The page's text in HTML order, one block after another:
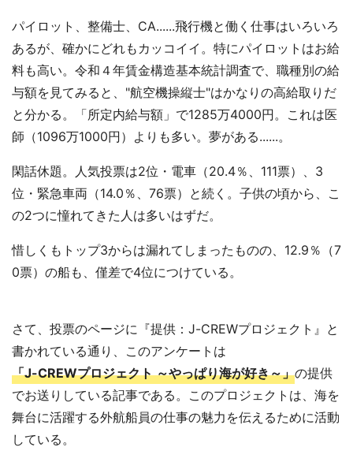
パイロット、整備士、CA......飛行機と働く仕事はいろいろ
あるが、確かにどれもカッコイイ。特にパイロットはお給
料も高い。令和４年賃金構造基本統計調査で、職種別の給
与額を見てみると、"航空機操縦士"はかなりの高給取りだ
と分かる。「所定内給与額」で1285万4000円。これは医
師（1096万1000円）よりも多い。夢がある......。
閑話休題。人気投票は2位・電車（20.4％、111票）、3
位・緊急車両（14.0％、76票）と続く。子供の頃から、こ
の2つに憧れてきた人は多いはずだ。
惜しくもトップ3からは漏れてしまったものの、12.9％（7
0票）の船も、僅差で4位につけている。
さて、投票のページに『提供：J-CREWプロジェクト』と
書かれている通り、このアンケートは
「J-CREWプロジェクト ～やっぱり海が好き～」の提供
でお送りしている記事である。このプロジェクトは、海を
舞台に活躍する外航船員の仕事の魅力を伝えるために活動
している。